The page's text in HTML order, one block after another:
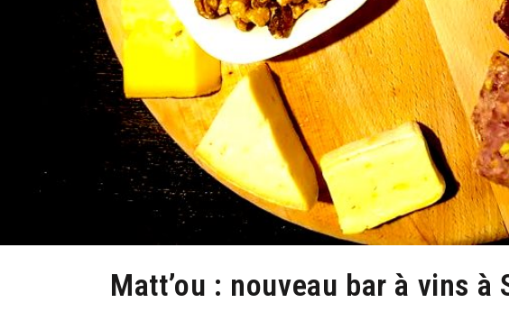
Matt’ou : nouveau bar à vins à